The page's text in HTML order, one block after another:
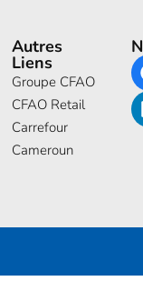
Autres
Liens
Groupe CFAO
CFAO Retail
Carrefour
Cameroun